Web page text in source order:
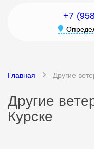
+7
Главная Другие
Другие
Курске